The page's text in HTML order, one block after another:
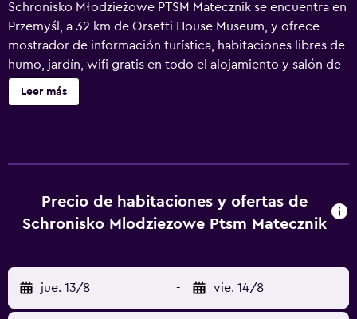
Schronisko Młodzieżowe PTSM Matecznik se encuentra en
Przemyśl, a 32 km de Orsetti House Museum, y ofrece
mostrador de información turística, habitaciones libres de
humo, jardín, wifi gratis en todo el alojamiento y salón de
uso común. Este alojamiento, que cuenta con cocina
compartida, también ofrece barbacoa. Hay parking
Jasionka) está a 89 km.
Leer más
Precio de habitaciones y ofertas de
Schronisko Mlodziezowe Ptsm Matecznik
jue. 13/8 - vie. 14/8